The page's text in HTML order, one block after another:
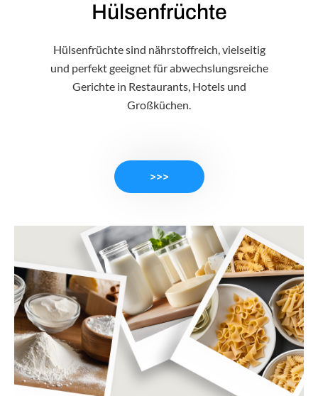
Hülsenfrüchte
Hülsenfrüchte sind nährstoffreich, vielseitig
und perfekt geeignet für abwechslungsreiche
Gerichte in Restaurants, Hotels und
Großküchen.
>>>
PRODUKTE ANSEHEN